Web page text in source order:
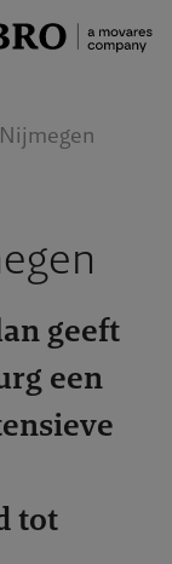
geeft
een
tot